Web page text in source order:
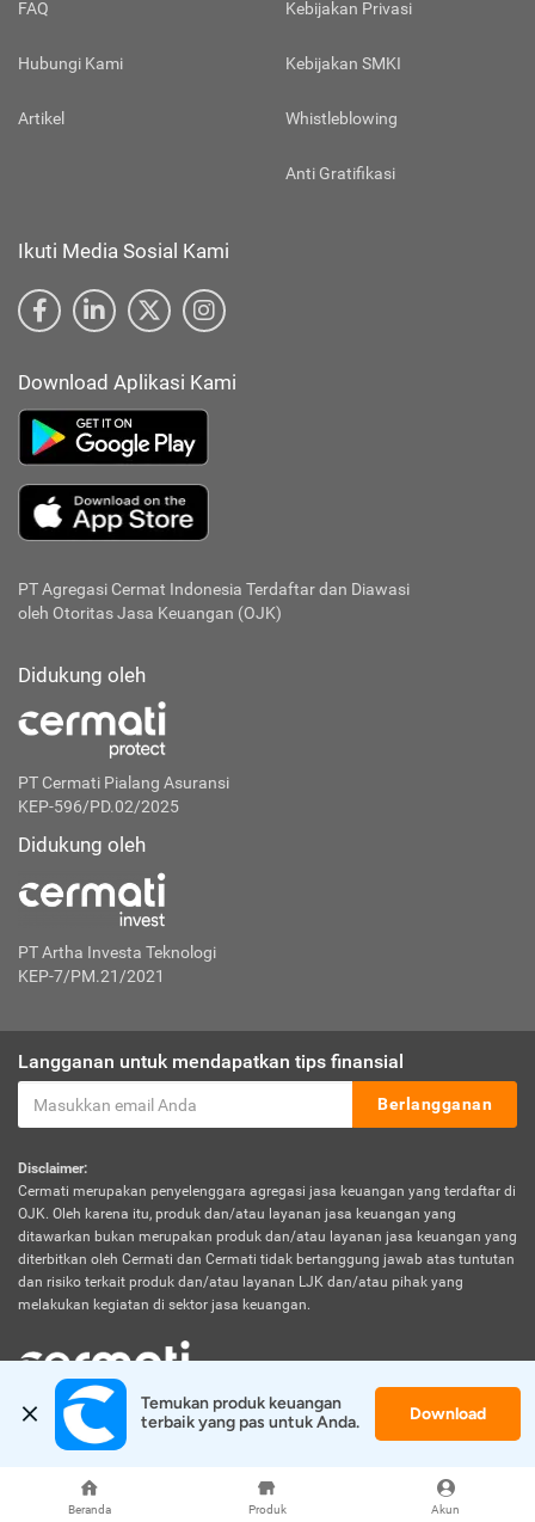
Beranda Produk Akun
FAQ
Hubungi Kami
Artikel
Kebijakan Privasi
Kebijakan SMKI
Whistleblowing
Anti Gratifikasi
Ikuti Media Sosial Kami
Download Aplikasi Kami
PT Agregasi Cermat Indonesia Terdaftar dan Diawasi
oleh Otoritas Jasa Keuangan (OJK)
Didukung oleh
PT Cermati Pialang Asuransi
KEP-596/PD.02/2025
Didukung oleh
PT Artha Investa Teknologi
KEP-7/PM.21/2021
Langganan untuk mendapatkan tips finansial
Berlangganan
Disclaimer:
Cermati merupakan penyelenggara agregasi jasa keuangan yang terdaftar di
OJK. Oleh karena itu, produk dan/atau layanan jasa keuangan yang
ditawarkan bukan merupakan produk dan/atau layanan jasa keuangan yang
diterbitkan oleh Cermati dan Cermati tidak bertanggung jawab atas tuntutan
dan risiko terkait produk dan/atau layanan LJK dan/atau pihak yang
melakukan kegiatan di sektor jasa keuangan.
© 2026 Cermati. All Rights Reserved.
Temukan produk keuangan
terbaik yang pas untuk Anda.
Download